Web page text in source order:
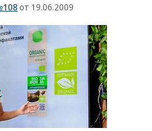
от 19.06.2009